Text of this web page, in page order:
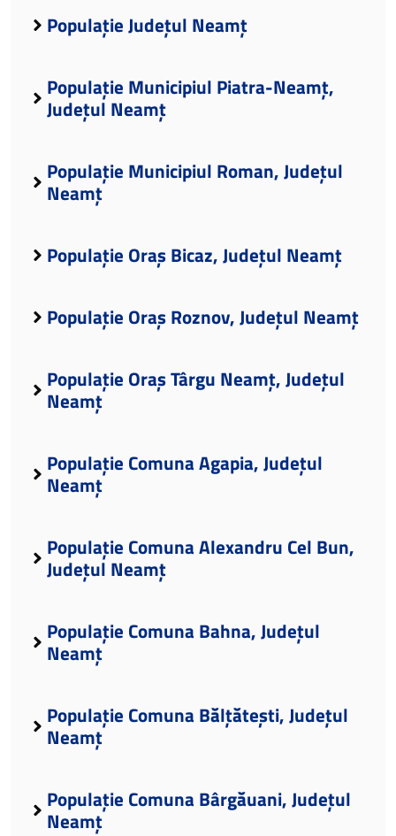
Populație Județul Neamț
Populație Municipiul Piatra-Neamț,
Județul Neamț
Populație Municipiul Roman, Județul
Neamț
Populație Oraș Bicaz, Județul Neamț
Populație Oraș Roznov, Județul Neamț
Populație Oraș Târgu Neamț, Județul
Neamț
Populație Comuna Agapia, Județul
Neamț
Populație Comuna Alexandru Cel Bun,
Județul Neamț
Populație Comuna Bahna, Județul
Neamț
Populație Comuna Bălțătești, Județul
Neamț
Populație Comuna Bârgăuani, Județul
Neamț